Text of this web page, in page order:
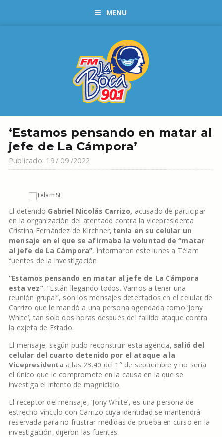
MENU
‘Estamos pensando en matar al
jefe de La Cámpora’
Publicado: 19 / 09 /2022
El detenido Gabriel Nicolás Carrizo, acusado de participar
en la organización del atentado contra la vicepresidenta
Cristina Fernández de Kirchner, tenía en su celular un
mensaje en el que se afirmaba la voluntad de “matar
al jefe de La Cámpora”, informaron este lunes a Télam
fuentes de la investigación.
“Estamos pensando en matar al jefe de La Cámpora
esta vez”, “Están llegando todos. Vamos a tener una
reunión grupal”, son los mensajes detectados en el celular de
Carrizo que le mandó a una persona agendada como ‘Jony
White’, tan solo dos horas después del fallido ataque contra
la exjefa de Estado.
El mensaje, según pudo reconstruir esta agencia, salió del
celular del cuarto detenido por el ataque a la
Vicepresidenta a las 23.40 del 1° de septiembre y no sería
el único que lo compromete en la causa en la que se
investiga el intento de magnicidio.
El receptor del mensaje, ‘Jony White’, es una persona de
estrecho vínculo con Carrizo cuya identidad se mantendrá
reservada para no frustrar medidas de prueba en curso en la
investigación, dijeron las fuentes.